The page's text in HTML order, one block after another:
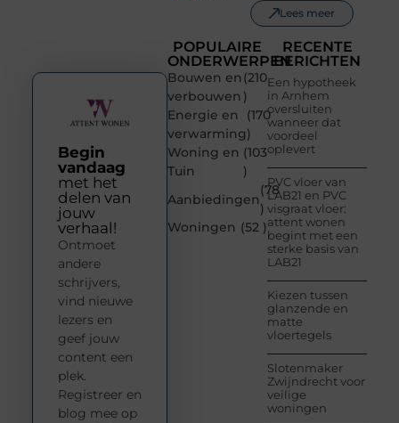
Lees meer
POPULAIRE
ONDERWERPEN
Bouwen en
verbouwen
(210
)
Energie en
verwarming
(170
)
Woning en
Tuin
(103
)
Aanbiedingen
(78
)
Woningen (52 )
RECENTE
BERICHTEN
Een hypotheek
in Arnhem
oversluiten
wanneer dat
voordeel
oplevert
PVC vloer van
LAB21 en PVC
visgraat vloer:
attent wonen
begint met een
sterke basis van
LAB21
Kiezen tussen
glanzende en
matte
vloertegels
Slotenmaker
Zwijndrecht voor
veilige
woningen
Begin
vandaag
met het
delen van
jouw
verhaal!
Ontmoet
andere
schrijvers,
vind nieuwe
lezers en
geef jouw
content een
plek.
Registreer en
blog mee op